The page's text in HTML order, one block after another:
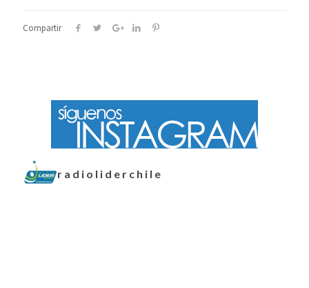
Compartir
radioliderchile